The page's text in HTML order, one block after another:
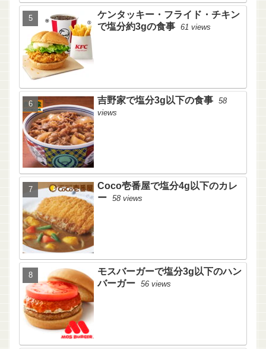
ケンタッキー・フライド・チキン
で塩分約3gの食事 61 views
吉野家で塩分3g以下の食事 58
views
Coco壱番屋で塩分4g以下のカレ
ー 58 views
モスバーガーで塩分3g以下のハン
バーガー 56 views